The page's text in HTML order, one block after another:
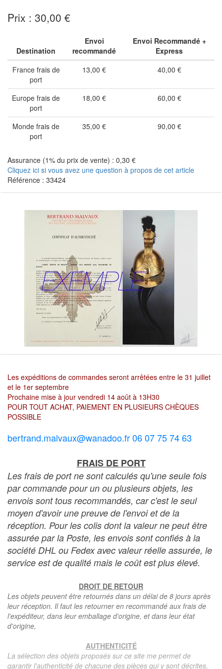
Prix : 30,00 €
Destination
Envoi
recommandé
Envoi Recommandé +
Express
France frais de
port
13,00 € 40,00 €
Europe frais de
port
18,00 € 60,00 €
Monde frais de
port
35,00 € 90,00 €
Assurance (1% du prix de vente) : 0,30 €
Cliquez ici si vous avez une question à propos de cet article
Référence : 33424
Les expéditions de commandes seront arrêtées entre le 31 juillet
et le 1er septembre
Prochaine mise à jour vendredi 14 août à 13H30
POUR TOUT ACHAT, PAIEMENT EN PLUSIEURS CHÈQUES
POSSIBLE
bertrand.malvaux@wanadoo.fr 06 07 75 74 63
FRAIS DE PORT
Les frais de port ne sont calculés qu'une seule fois
par commande pour un ou plusieurs objets, les
envois sont tous recommandés, car c'est le seul
moyen d'avoir une preuve de l'envoi et de la
réception. Pour les colis dont la valeur ne peut être
assurée par la Poste, les envois sont confiés à la
société DHL ou Fedex avec valeur réelle assurée, le
service est de qualité mais le coût est plus élevé.
DROIT DE RETOUR
Les objets peuvent être retournés dans un délai de 8 jours après
leur réception. Il faut les retourner en recommandé aux frais de
l'expéditeur, dans leur emballage d'origine, et dans leur état
d'origine,
AUTHENTICITÉ
La sélection des objets proposés sur ce site me permet de
garantir l'authenticité de chacune des pièces qui y sont décrites,